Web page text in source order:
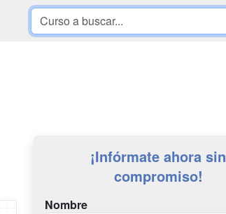
¡Infórmate ahora sin
compromiso!
Nombre